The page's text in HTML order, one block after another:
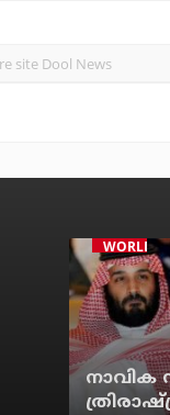
WORLD
നാവിക